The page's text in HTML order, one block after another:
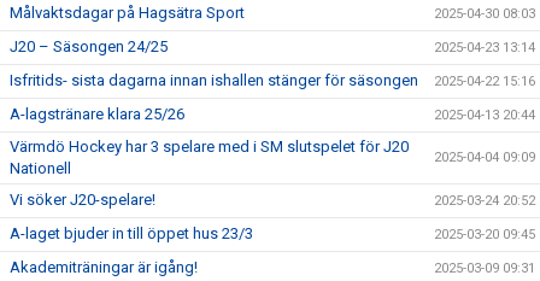
Målvaktsdagar på Hagsätra Sport 2025-04-30 08:03
J20 – Säsongen 24/25 2025-04-23 13:14
Isfritids- sista dagarna innan ishallen stänger för säsongen 2025-04-22 15:16
A-lagstränare klara 25/26 2025-04-13 20:44
Värmdö Hockey har 3 spelare med i SM slutspelet för J20
Nationell
2025-04-04 09:09
Vi söker J20-spelare! 2025-03-24 20:52
A-laget bjuder in till öppet hus 23/3 2025-03-20 09:45
Akademiträningar är igång! 2025-03-09 09:31